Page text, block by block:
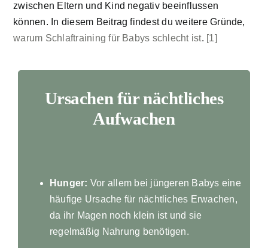
zwischen Eltern und Kind negativ beeinflussen
können. In diesem Beitrag findest du weitere Gründe,
warum Schlaftraining für Babys schlecht ist. [1]
Ursachen für nächtliches
Aufwachen
Hunger: Vor allem bei jüngeren Babys eine
häufige Ursache für nächtliches Erwachen,
da ihr Magen noch klein ist und sie
regelmäßig Nahrung benötigen.